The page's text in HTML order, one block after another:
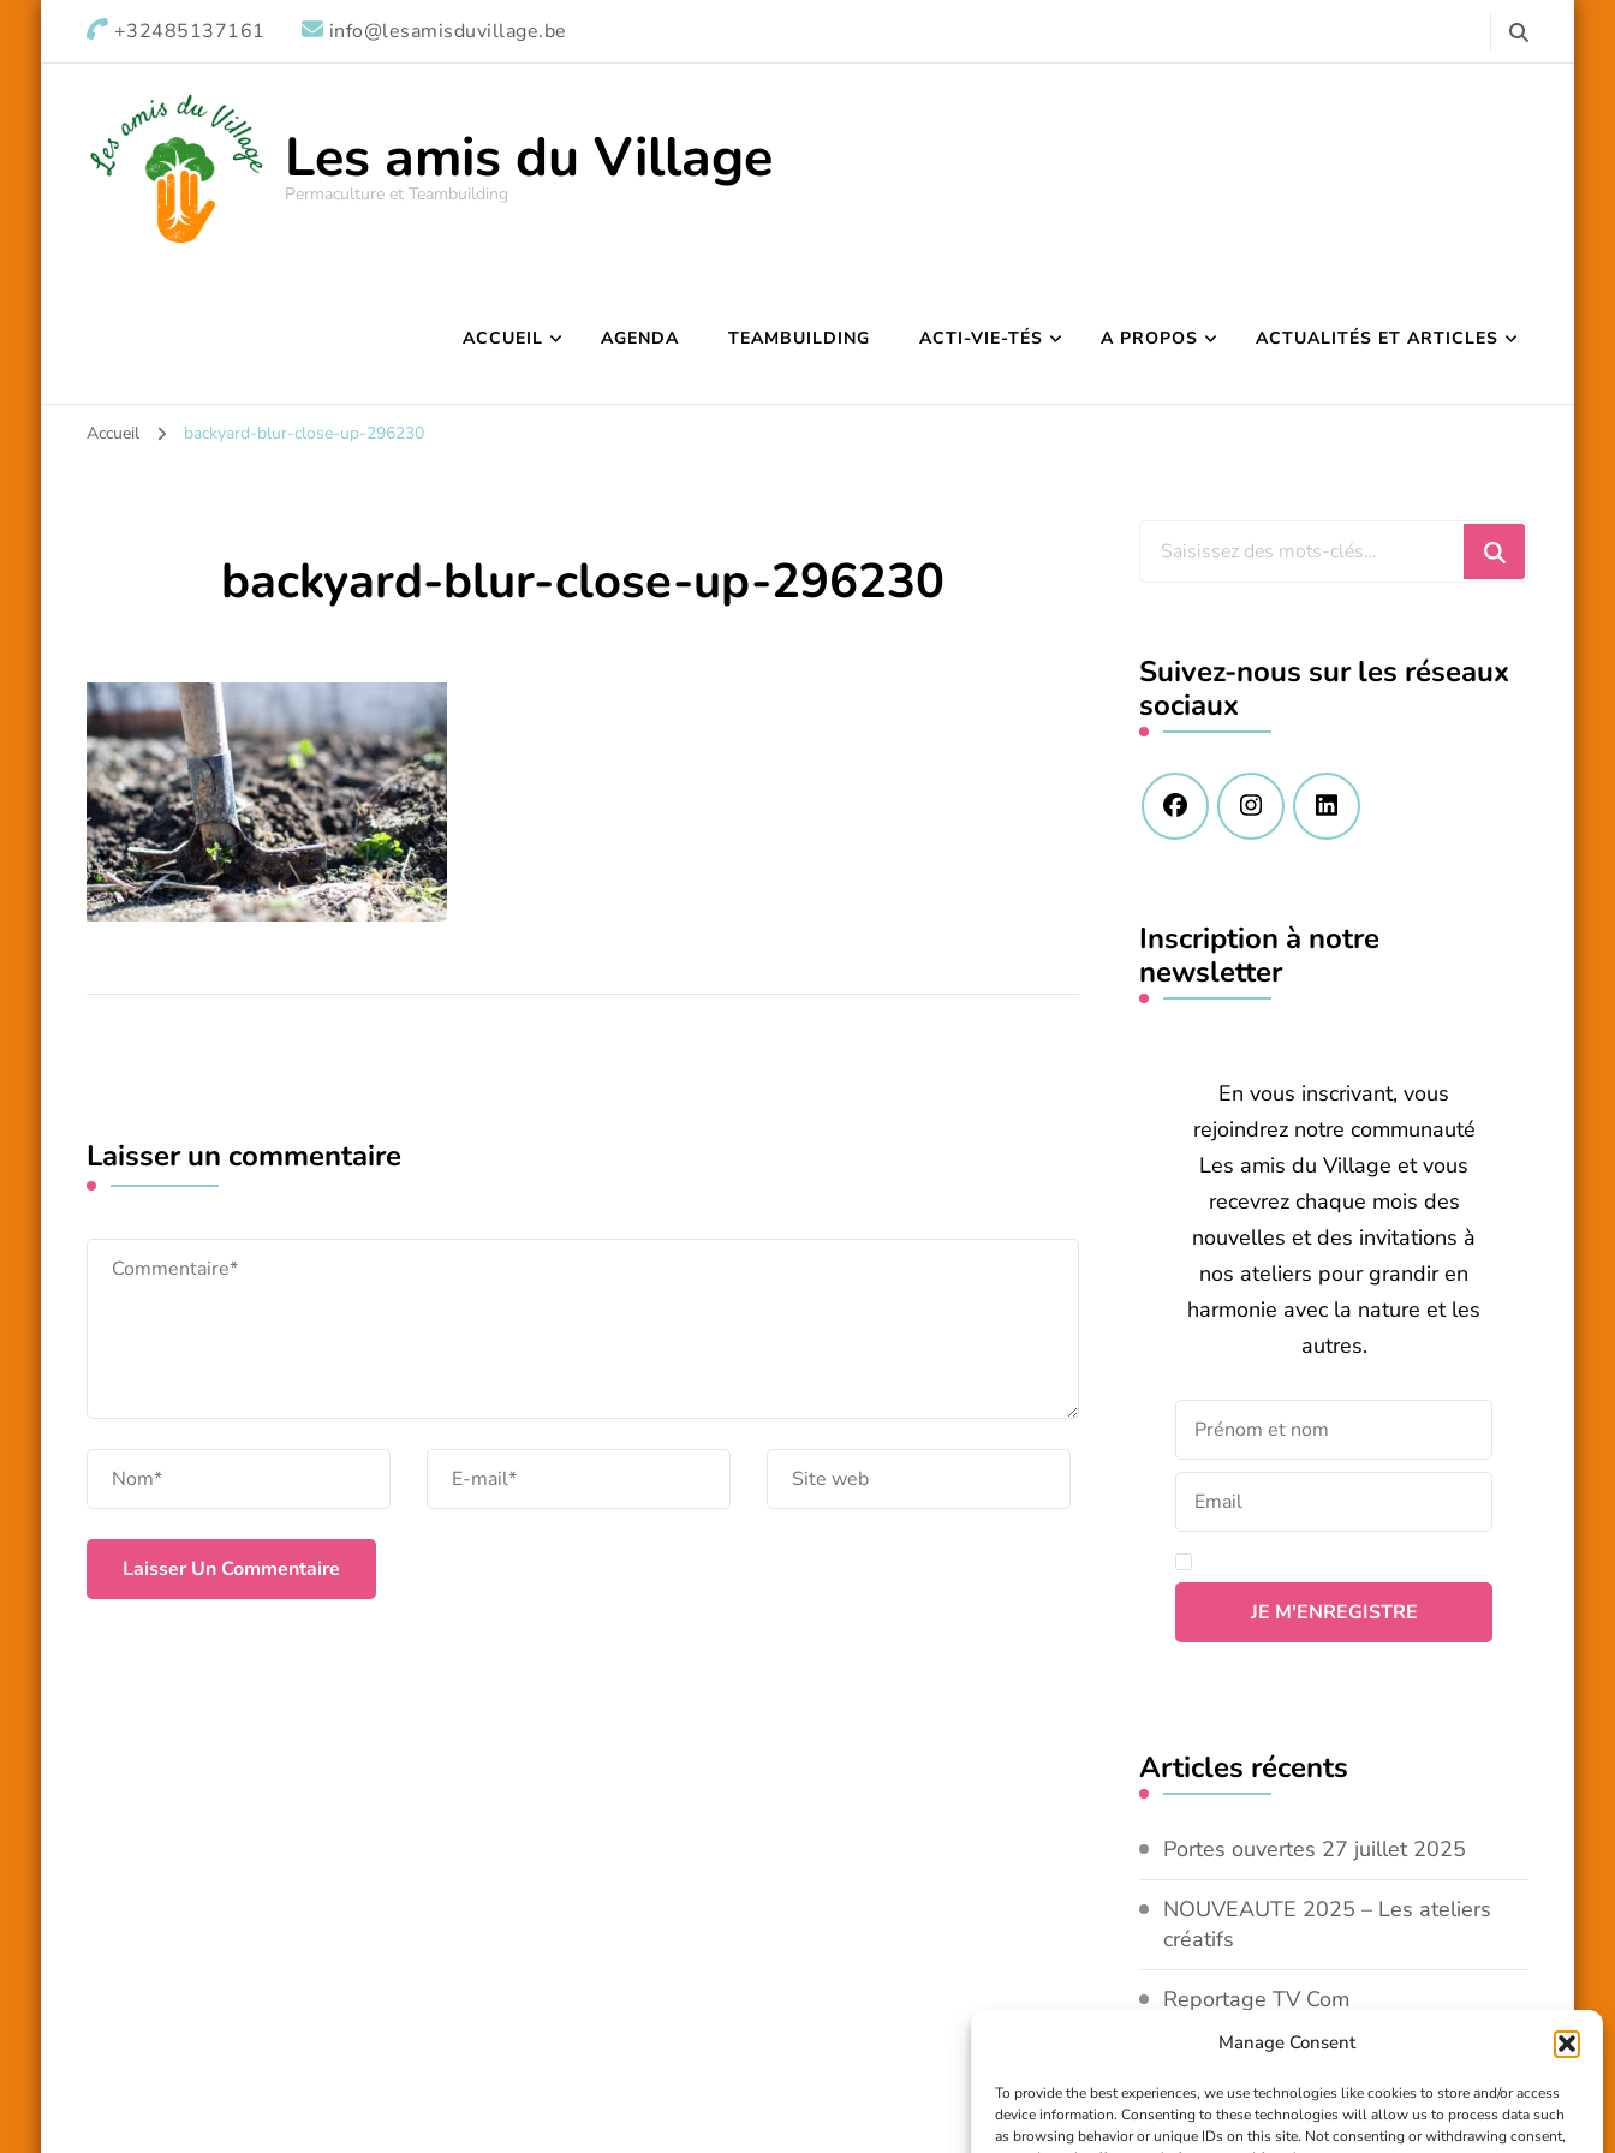
Manage Consent
To provide the best experiences, we use technologies like cookies to store and/or access
device information. Consenting to these technologies will allow us to process data such
as browsing behavior or unique IDs on this site. Not consenting or withdrawing consent,
+32485137161 info@lesamisduvillage.be
Les amis du Village
Permaculture et Teambuilding
ACCUEIL AGENDA TEAMBUILDING ACTI-VIE-TÉS A PROPOS ACTUALITÉS ET ARTICLES
Accueil backyard-blur-close-up-296230
backyard-blur-close-up-296230
Laisser un commentaire
Vous
?
Suivez-nous sur les réseaux
sociaux
Inscription à notre
newsletter
En vous inscrivant, vous
rejoindrez notre communauté
Les amis du Village et vous
recevrez chaque mois des
nouvelles et des invitations à
nos ateliers pour grandir en
harmonie avec la nature et les
autres.
Articles récents
Portes ouvertes 27 juillet 2025
NOUVEAUTE 2025 – Les ateliers
créatifs
Reportage TV Com
Construction en terre-paille
Chantier Participatif Terre Paille